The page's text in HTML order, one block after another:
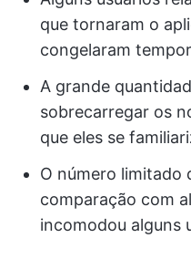
que tornaram o
congelaram
A grande
sobrecarregar os
que eles se
O número limitado
comparação com
incomodou alguns